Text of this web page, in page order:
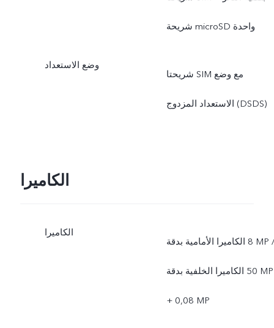
شريحة microSD واحدة
وضع الاستعداد
شريحتا SIM مع وضع
الاستعداد المزدوج (DSDS)
الكاميرا
الكاميرا
الكاميرا الأمامية بدقة ‎8 MP /
الكاميرا الخلفية بدقة ‎50 MP
+ ‏‎0,08 MP